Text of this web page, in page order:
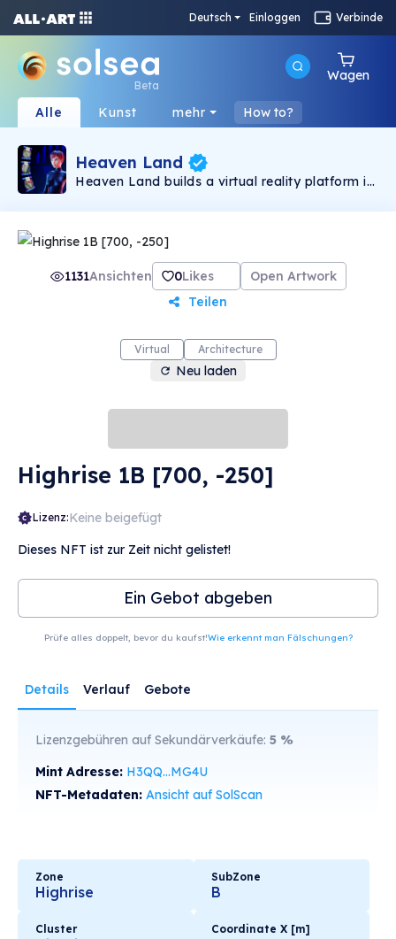
Deutsch Einloggen Verbinde
Beta
Wagen
Alle Kunst mehr How to?
Heaven Land
Heaven Land builds a virtual reality platform in
monetize their assets.
1131Ansichten 0Likes
Open Artwork
Teilen
Virtual Architecture
Neu laden
Highrise 1B [700, -250]
Lizenz:Keine beigefügt
Dieses NFT ist zur Zeit nicht gelistet!
Ein Gebot abgeben
Prüfe alles doppelt, bevor du kaufst!Wie erkennt man Fälschungen?
Details Verlauf Gebote
Lizenzgebühren auf Sekundärverkäufe: 5 %
Mint Adresse: H3QQ...MG4U
NFT-Metadaten: Ansicht auf SolScan
Zone
Highrise
SubZone
B
Cluster Coordinate X [m]